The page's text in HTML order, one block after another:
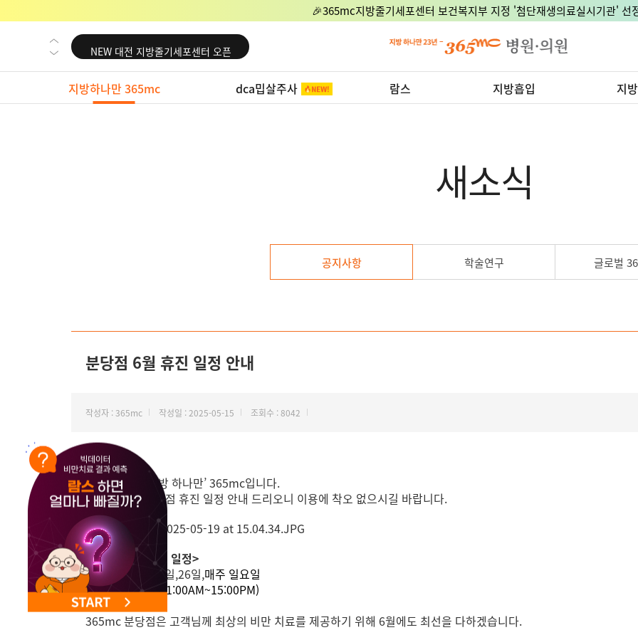
🎉365mc지방줄기세포센터 보건복지부 지정 '첨단재생의료실시기관' 선
NEW 교대 지방줄기세포센터 오픈
NEW 대전 지방줄기세포센터 오픈
NEW 노원 지방줄기세포센터 오픈
NEW 미국 LA점 오픈
지방하나만 365mc dca밉살주사 람스 지방흡입 지
새소식
공지사항 학술연구 글로벌
분당점 6월 휴진 일정 안내
작성자 : 365mc 작성일 : 2025-05-15 조회수 : 8042
안녕하세요, ‘지방 하나만’ 365mc입니다.
6월 365mc 분당점 휴진 일정 안내 드리오니 이용에 착오 없으시길 바랍니다.
<분당점 6월 휴진 일정>
3일,6일,12일,19일,26일,매주 일요일
*6/4 단축진료 (11:00AM~15:00PM)
365mc 분당점은 고객님께 최상의 비만 치료를 제공하기 위해 6월에도 최선을 다하겠습니다.